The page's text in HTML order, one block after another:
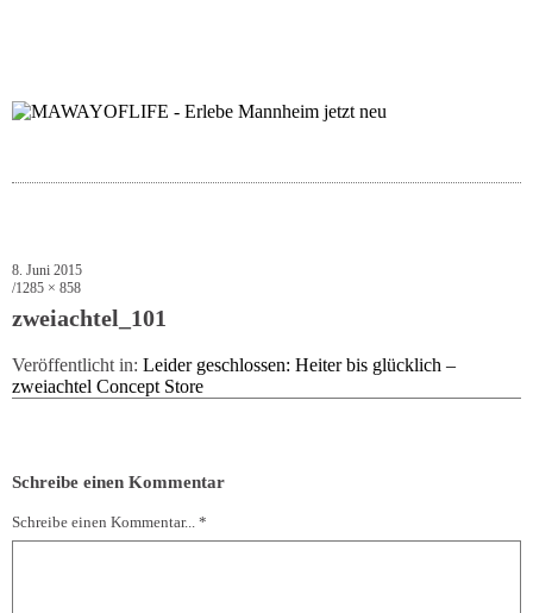
8. Juni 2015
1285 × 858
zweiachtel_101
Veröffentlicht in: Leider geschlossen: Heiter bis glücklich –
zweiachtel Concept Store
Schreibe einen Kommentar
Schreibe einen Kommentar... *